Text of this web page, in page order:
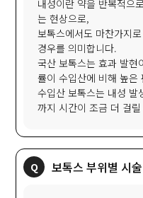
내성이란 약을 반복적으
는 현상으로,
보톡스에서도 마찬가지
경우를 의미합니다.
국산 보톡스는 효과 발현
률이 수입산에 비해 높은
수입산 보톡스는 내성 발
까지 시간이 조금 더 걸
보톡스 부위별 시